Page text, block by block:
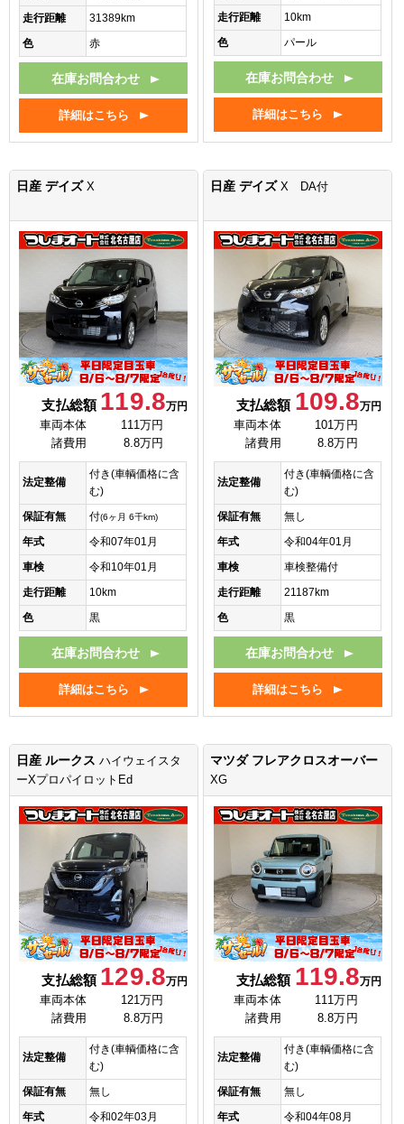
走行距離
31389km
色
赤
在庫お問合わせ
詳細はこちら
走行距離
10km
色
パール
在庫お問合わせ
詳細はこちら
日産 デイズ X
支払総額 119.8万円
車両本体
111万円
諸費用
8.8万円
法定整備
付き(車輌価格に含
む)
保証有無
付(6ヶ月 6千km)
年式
令和07年01月
車検
令和10年01月
走行距離
10km
色
黒
在庫お問合わせ
詳細はこちら
日産 デイズX DA付
支払総額 109.8万円
車両本体
101万円
諸費用
8.8万円
法定整備
付き(車輌価格に含
む)
保証有無
無し
年式
令和04年01月
車検
車検整備付
走行距離
21187km
色
黒
在庫お問合わせ
詳細はこちら
日産 ルークス ハイウェイスタ
ーXプロパイロットEd
支払総額 129.8万円
車両本体
121万円
諸費用
8.8万円
法定整備
付き(車輌価格に含
む)
保証有無
無し
年式
令和02年03月
マツダ フレアクロスオーバー
XG
支払総額 119.8万円
車両本体
111万円
諸費用
8.8万円
法定整備
付き(車輌価格に含
む)
保証有無
無し
年式
令和04年08月